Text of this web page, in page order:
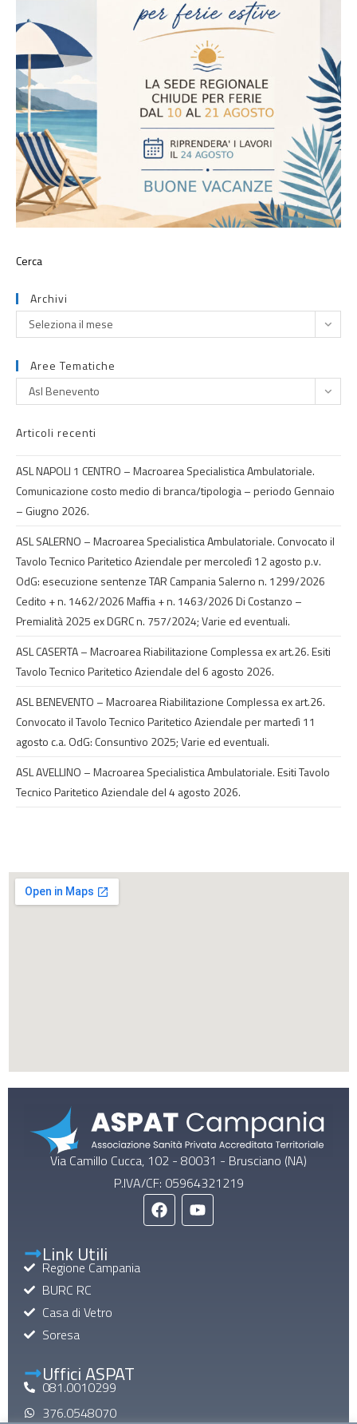
Archivi
Seleziona il mese
Aree Tematiche
Asl Benevento
Articoli recenti
ASL NAPOLI 1 CENTRO – Macroarea Specialistica Ambulatoriale.
Comunicazione costo medio di branca/tipologia – periodo Gennaio
– Giugno 2026.
ASL SALERNO – Macroarea Specialistica Ambulatoriale. Convocato il
Tavolo Tecnico Paritetico Aziendale per mercoledì 12 agosto p.v.
OdG: esecuzione sentenze TAR Campania Salerno n. 1299/2026
Cedito + n. 1462/2026 Maffia + n. 1463/2026 Di Costanzo –
Premialità 2025 ex DGRC n. 757/2024; Varie ed eventuali.
ASL CASERTA – Macroarea Riabilitazione Complessa ex art.26. Esiti
Tavolo Tecnico Paritetico Aziendale del 6 agosto 2026.
ASL BENEVENTO – Macroarea Riabilitazione Complessa ex art.26.
Convocato il Tavolo Tecnico Paritetico Aziendale per martedì 11
agosto c.a. OdG: Consuntivo 2025; Varie ed eventuali.
ASL AVELLINO – Macroarea Specialistica Ambulatoriale. Esiti Tavolo
Tecnico Paritetico Aziendale del 4 agosto 2026.
Via Camillo Cucca, 102 - 80031 - Brusciano (NA)
P.IVA/CF: 05964321219
Link Utili
Regione Campania
BURC RC
Casa di Vetro
Soresa
Uffici ASPAT
081.0010299
376.0548070